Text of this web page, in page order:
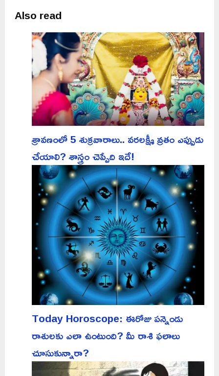
Also read
శ్రావణంలో 5 శుక్రవారాలు.. వరలక్ష్మీ వ్రతం ఎప్పుడు
చేయాలి? శాస్త్రం చెప్పేది ఇదే!
Today Horoscope: ఈరోజు పన్నెండు
రాశులకు ఎలా ఉంటుంది? మీ రాశి ఫలాలు
చూసుకున్నారా?